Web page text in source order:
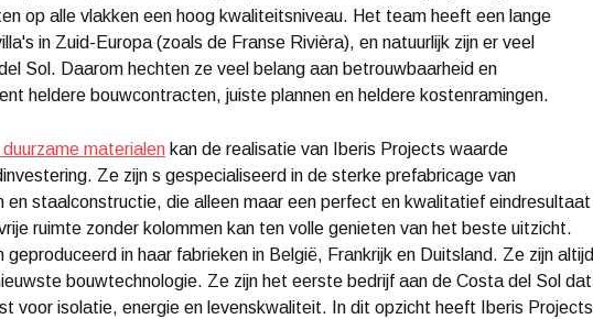
op alle vlakken een hoog kwaliteitsniveau. Het team heeft een lange
in Zuid-Europa (zoals de Franse Rivièra), en natuurlijk zijn er veel
Sol. Daarom hechten ze veel belang aan betrouwbaarheid en
heldere bouwcontracten, juiste plannen en heldere kostenramingen.
materialen kan de realisatie van Iberis Projects waarde
Ze zijn s gespecialiseerd in de sterke prefabricage van
en staalconstructie, die alleen maar een perfect en kwalitatief eindresultaat
ruimte zonder kolommen kan ten volle genieten van het beste uitzicht.
geproduceerd in haar fabrieken in België, Frankrijk en Duitsland. Ze zijn altijd
bouwtechnologie. Ze zijn het eerste bedrijf aan de Costa del Sol dat
voor isolatie, energie en levenskwaliteit. In dit opzicht heeft Iberis Projects